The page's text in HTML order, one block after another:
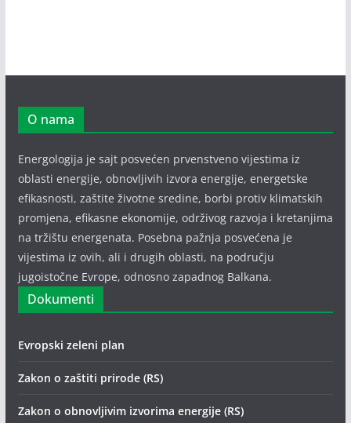
O nama
Energologija je sajt posvećen prvenstveno vijestima iz
oblasti energije, obnovljivih izvora energije, energetske
efikasnosti, zaštite životne sredine, borbi protiv klimatskih
promjena, efikasne ekonomije, održivog razvoja i kretanjima
na tržištu energenata. Posebna pažnja posvećena je
vijestima iz ovih, ali i drugih oblasti, na području
jugoistočne Evrope, odnosno zapadnog Balkana.
Dokumenti
Evropski zeleni plan
Zakon o zaštiti prirode (RS)
Zakon o obnovljivim izvorima energije (RS)